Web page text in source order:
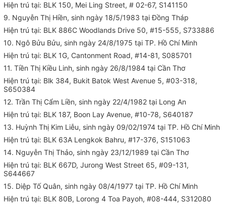
Hiện trú tại: BLK 150, Mei Ling Street, # 02-67, S141150
9. Nguyễn Thị Hiền, sinh ngày 18/5/1983 tại Đồng Tháp
Hiện trú tại: BLK 886C Woodlands Drive 50, #15-555, S733886
10. Ngô Bửu Bửu, sinh ngày 24/8/1975 tại TP. Hồ Chí Minh
Hiện trú tại: BLK 1G, Cantonment Road, #14-81, S085701
11. Tiền Thị Kiều Linh, sinh ngày 26/8/1984 tại Cần Thơ
Hiện trú tại: Blk 384, Bukit Batok West Avenue 5, #03-318,
S650384
12. Trần Thị Cẩm Liền, sinh ngày 22/4/1982 tại Long An
Hiện trú tại: BLK 187, Boon Lay Avenue, #10-78, S640187
13. Huỳnh Thị Kim Liễu, sinh ngày 09/02/1974 tại TP. Hồ Chí Minh
Hiện trú tại: BLK 63A Lengkok Bahru, #17-376, S151063
14. Nguyễn Thị Thảo, sinh ngày 23/12/1989 tại Cần Thơ
Hiện trú tại: BLK 667D, Jurong West Street 65, #09-131,
S644667
15. Diệp Tố Quân, sinh ngày 08/4/1977 tại TP. Hồ Chí Minh
Hiện trú tại: BLK 80B, Lorong 4 Toa Payoh, #08-444, S312080